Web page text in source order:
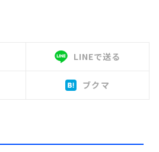
LINEで送る
ブクマ